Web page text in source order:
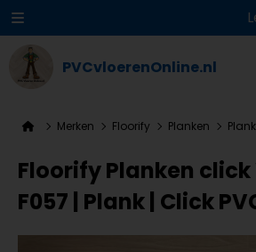
PVCvloerenOnline.nl
Merken Floorify Planken
Floorify Planken
F057 | Plank | Click